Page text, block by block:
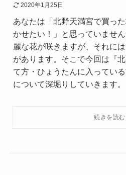
2020年1月25日
あなたは「北野天満宮で買っ
かせたい！」と思っていませ
麗な花が咲きますが、それに
があります。そこで今回は『
て方・ひょうたんに入ってい
について深堀りしていきます。